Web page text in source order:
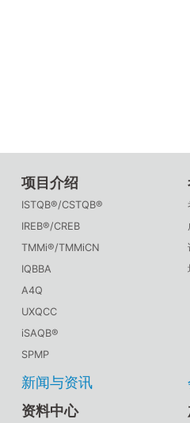
项目介绍
ISTQB®/CSTQB®
IREB®/CREB
TMMi®/TMMiCN
IQBBA
A4Q
UXQCC
iSAQB®
SPMP
新闻与资讯
资料中心